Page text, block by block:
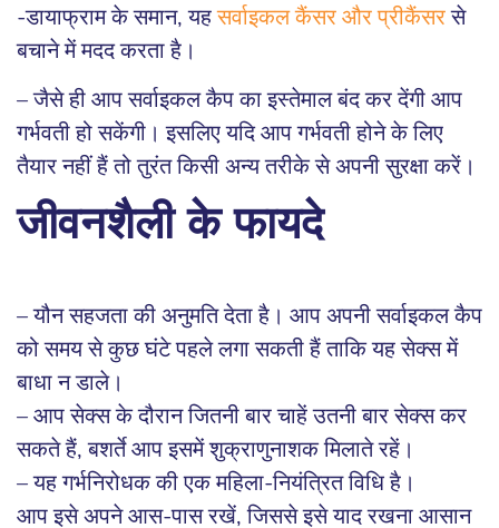
-डायाफ्राम के समान, यहसर्वाइकल कैंसर और प्रीकैंसरसे
बचाने में मदद करता है।
– जैसे ही आप सर्वाइकल कैप का इस्तेमाल बंद कर देंगी आप
गर्भवती हो सकेंगी। इसलिए यदि आप गर्भवती होने के लिए
तैयार नहीं हैं तो तुरंत किसी अन्य तरीके से अपनी सुरक्षा करें।
जीवनशैली के फायदे
– यौन सहजता की अनुमति देता है। आप अपनी सर्वाइकल कैप
को समय से कुछ घंटे पहले लगा सकती हैं ताकि यह सेक्स में
बाधा न डाले।
– आप सेक्स के दौरान जितनी बार चाहें उतनी बार सेक्स कर
सकते हैं, बशर्ते आप इसमें शुक्राणुनाशक मिलाते रहें।
– यह गर्भनिरोधक की एक महिला-नियंत्रित विधि है।
आप इसे अपने आस-पास रखें, जिससे इसे याद रखना आसान